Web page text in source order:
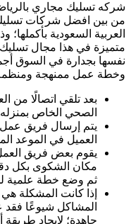
شركه تسليك مجاري بالرياض
من بين افضل شركات تسليك
العربية السعودية
متميزة في هذا مجال
نفسها بجدارة في السوق
وخطة عمل ممنهجة ومنظمة
بعد تلقي اتصالًا من
الصحي الخاص
يتم إرسال فريق عمل
العميل في الموعد
يقوم بعض فريق
مكان الشكوى بكل
ثم وضع خطة علمية
إذا كانت المشكلة
المشاكل شيوعًا
جاهدة؛ لإيجاد طريقة